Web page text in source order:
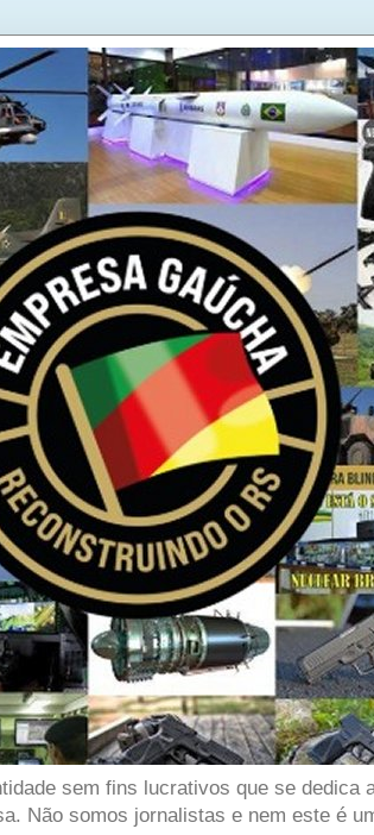
sem fins lucrativos que se dedica
Não somos jornalistas e nem este é